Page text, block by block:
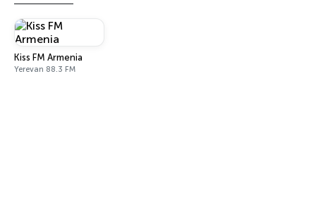
Kiss FM Armenia
Yerevan 88.3 FM